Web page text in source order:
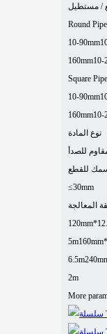
/ مستطيل
Round
10-90mm
160mm10-
Square
10-90mm
160mm10-
نوع المادة
للصدأ
للقطع
≤30mm
المعالجة
5m
6.5m
2m
More